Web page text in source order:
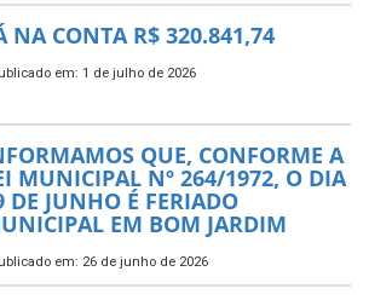
NA CONTA R$ 320.841,74
em: 1 de julho de 2026
QUE, CONFORME A
MUNICIPAL Nº 264/1972, O DIA
DE JUNHO É FERIADO
EM BOM JARDIM
em: 26 de junho de 2026